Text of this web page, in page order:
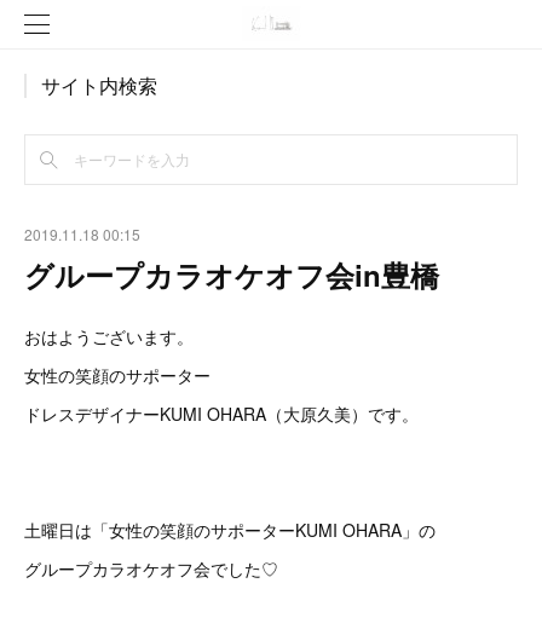
サイト内検索
2019.11.18 00:15
グループカラオケオフ会in豊橋
おはようございます。
女性の笑顔のサポーター
ドレスデザイナーKUMI OHARA（大原久美）です。
土曜日は「女性の笑顔のサポーターKUMI OHARA」の
グループカラオケオフ会でした♡